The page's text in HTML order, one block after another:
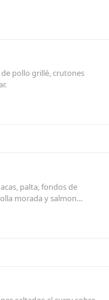
de pollo grillé, crutones
palta, fondos de
morada y salmon